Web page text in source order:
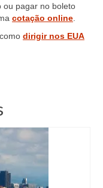
ou pagar no boleto
cotação online
dirigir nos EUA